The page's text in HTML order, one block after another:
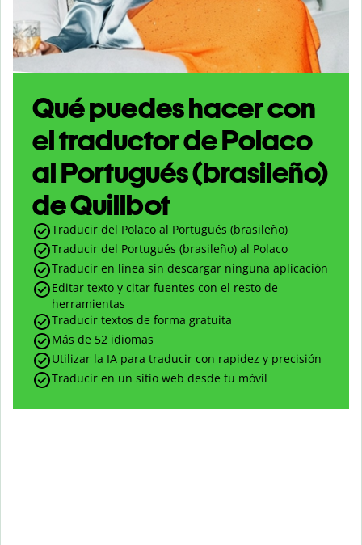
Qué puedes hacer con
el traductor de Polaco
al Portugués (brasileño)
de Quillbot
Traducir del Polaco al Portugués (brasileño)
Traducir del Portugués (brasileño) al Polaco
Traducir en línea sin descargar ninguna aplicación
Editar texto y citar fuentes con el resto de
herramientas
Traducir textos de forma gratuita
Más de 52 idiomas
Utilizar la IA para traducir con rapidez y precisión
Traducir en un sitio web desde tu móvil